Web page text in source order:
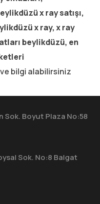
x ray satışı,
x ray, x ray
beylikdüzü, en
bilgi alabilirsiniz
Sok. Boyut Plaza No:58
Sok. No:8 Balgat